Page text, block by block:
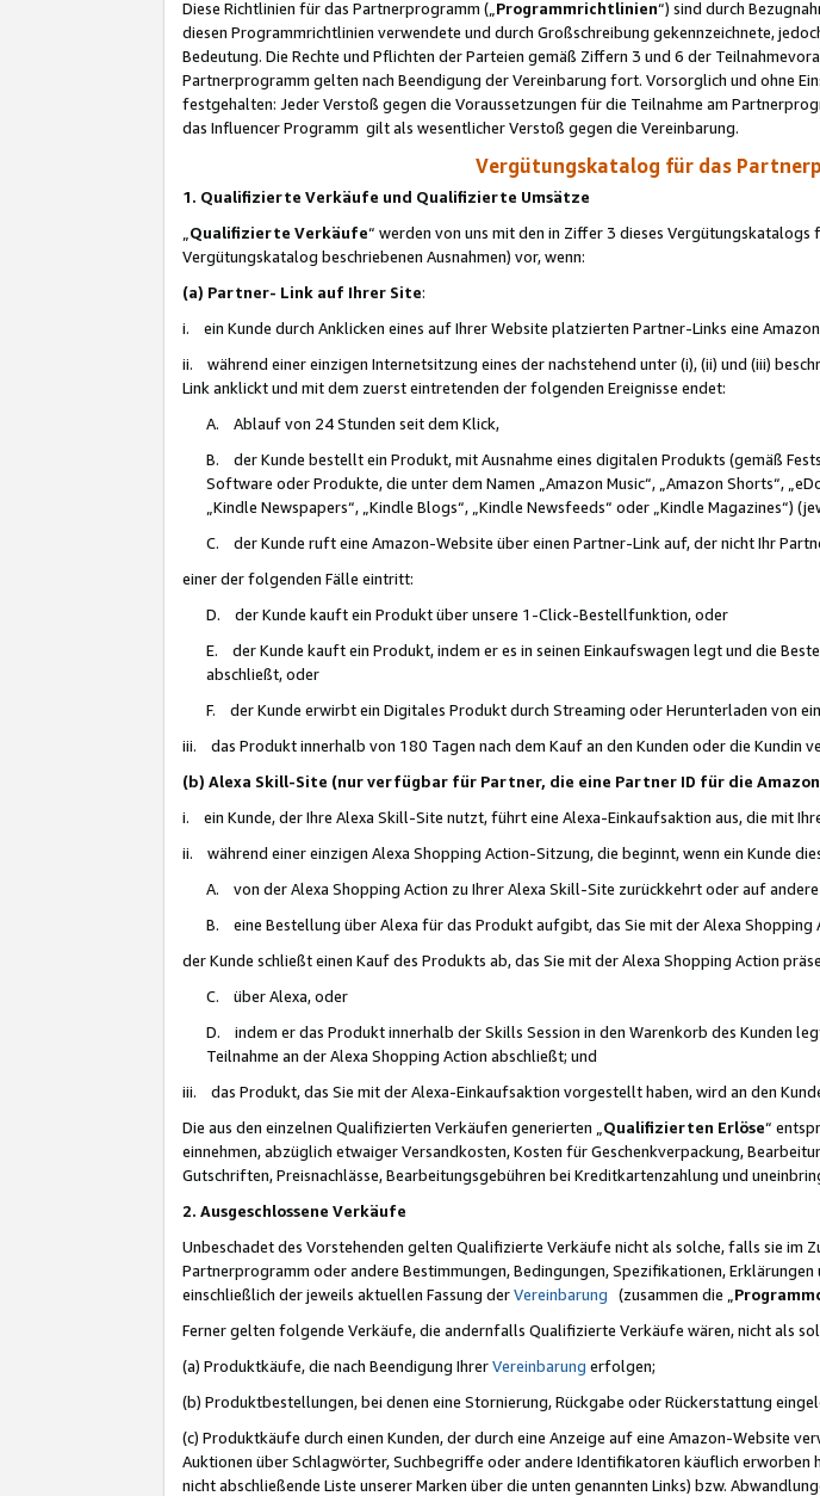
Diese Richtlinien für das Partnerprogramm („Programmrichtlinien“) sind durch
diesen Programmrichtlinien verwendete und durch Großschreibung gekennzeichnete,
Bedeutung. Die Rechte und Pflichten der Parteien gemäß Ziffern 3 und 6 der
Partnerprogramm gelten nach Beendigung der Vereinbarung fort. Vorsorglich und ohne
festgehalten: Jeder Verstoß gegen die Voraussetzungen für die Teilnahme am
das Influencer Programm gilt als wesentlicher Verstoß gegen die Vereinbarung.
Vergütungskatalog für das
1. Qualifizierte Verkäufe und Qualifizierte Umsätze
Qualifizierte Verkäufe“ werden von uns mit den in Ziffer 3 dieses
Vergütungskatalog beschriebenen Ausnahmen) vor, wenn:
(a) Partner- Link auf Ihrer Site:
i. ein Kunde durch Anklicken eines auf Ihrer Website platzierten Partner-Links eine
ii. während einer einzigen Internetsitzung eines der nachstehend unter (i), (ii) und (iii)
Link anklickt und mit dem zuerst eintretenden der folgenden Ereignisse endet:
A. Ablauf von 24 Stunden seit dem Klick,
B. der Kunde bestellt ein Produkt, mit Ausnahme eines digitalen Produkts (gemäß
Software oder Produkte, die unter dem Namen „Amazon Music“, „Amazon Shorts“,
„Kindle Newspapers“, „Kindle Blogs“, „Kindle Newsfeeds“ oder „Kindle Magazines“)
C. der Kunde ruft eine Amazon-Website über einen Partner-Link auf, der nicht Ihr
einer der folgenden Fälle eintritt:
D. der Kunde kauft ein Produkt über unsere 1-Click-Bestellfunktion, oder
E. der Kunde kauft ein Produkt, indem er es in seinen Einkaufswagen legt und die
abschließt, oder
F. der Kunde erwirbt ein Digitales Produkt durch Streaming oder Herunterladen von
iii. das Produkt innerhalb von 180 Tagen nach dem Kauf an den Kunden oder die
(b) Alexa Skill-Site (nur verfügbar für Partner, die eine Partner ID für die
i. ein Kunde, der Ihre Alexa Skill-Site nutzt, führt eine Alexa-Einkaufsaktion aus, die mit
ii. während einer einzigen Alexa Shopping Action-Sitzung, die beginnt, wenn ein Kunde
A. von der Alexa Shopping Action zu Ihrer Alexa Skill-Site zurückkehrt oder auf
B. eine Bestellung über Alexa für das Produkt aufgibt, das Sie mit der Alexa Shopping
der Kunde schließt einen Kauf des Produkts ab, das Sie mit der Alexa Shopping Action
C. über Alexa, oder
D. indem er das Produkt innerhalb der Skills Session in den Warenkorb des Kunden
Teilnahme an der Alexa Shopping Action abschließt; und
iii. das Produkt, das Sie mit der Alexa-Einkaufsaktion vorgestellt haben, wird an den
Die aus den einzelnen Qualifizierten Verkäufen generierten „ Qualifizierten Erlöse“
einnehmen, abzüglich etwaiger Versandkosten, Kosten für Geschenkverpackung,
Gutschriften, Preisnachlässe, Bearbeitungsgebühren bei Kreditkartenzahlung und
2. Ausgeschlossene Verkäufe
Unbeschadet des Vorstehenden gelten Qualifizierte Verkäufe nicht als solche, falls sie im
Partnerprogramm oder andere Bestimmungen, Bedingungen, Spezifikationen,
einschließlich der jeweils aktuellen Fassung derVereinbarung (zusammen die „
Ferner gelten folgende Verkäufe, die andernfalls Qualifizierte Verkäufe wären, nicht als
(a) Produktkäufe, die nach Beendigung IhrerVereinbarung erfolgen;
(b) Produktbestellungen, bei denen eine Stornierung, Rückgabe oder Rückerstattung
(c) Produktkäufe durch einen Kunden, der durch eine Anzeige auf eine Amazon-Website
Auktionen über Schlagwörter, Suchbegriffe oder andere Identifikatoren käuflich erworben
nicht abschließende Liste unserer Marken über die unten genannten Links) bzw.